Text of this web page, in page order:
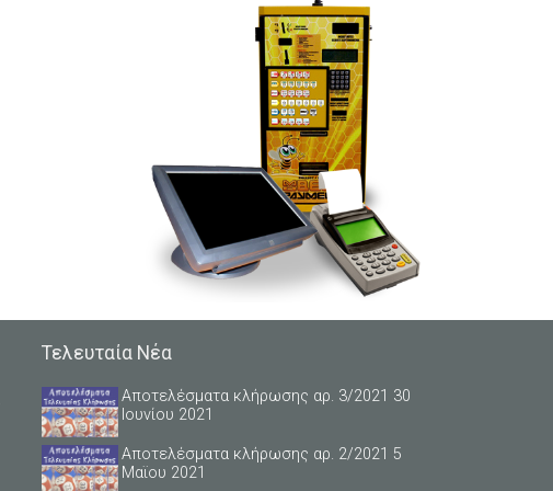
Τελευταία Νέα
Αποτελέσματα κλήρωσης αρ. 3/2021 30
Ιουνίου 2021
Αποτελέσματα κλήρωσης αρ. 2/2021 5
Μαϊου 2021